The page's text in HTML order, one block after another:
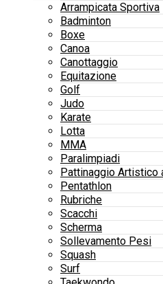
Arrampicata Sportiva
Badminton
Boxe
Canoa
Canottaggio
Equitazione
Golf
Judo
Karate
Lotta
MMA
Paralimpiadi
Pattinaggio Artistico
Pentathlon
Rubriche
Scacchi
Scherma
Sollevamento Pesi
Squash
Surf